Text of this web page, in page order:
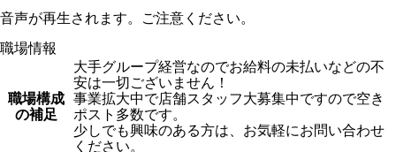
音声が再生されます。ご注意ください。
職場情報
職場構成
の補足
大手グループ経営なのでお給料の未払いなどの不
安は一切ございません！
事業拡大中で店舗スタッフ大募集中ですので空き
ポスト多数です。
少しでも興味のある方は、お気軽にお問い合わせ
ください。